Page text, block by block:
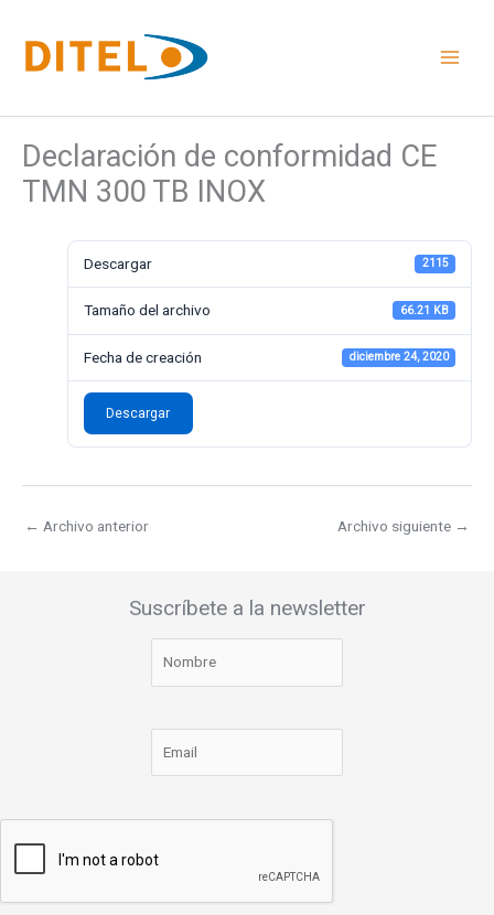
contenido
Declaración de conformidad CE
TMN 300 TB INOX
Descargar 2115
Tamaño del archivo 66.21 KB
Fecha de creación diciembre 24, 2020
Descargar
← Archivo anterior Archivo siguiente →
Suscríbete a la newsletter